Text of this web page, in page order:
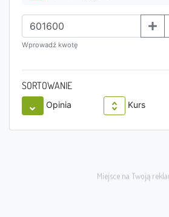
Wprowadź kwotę
SORTOWANIE
Opinia Kurs